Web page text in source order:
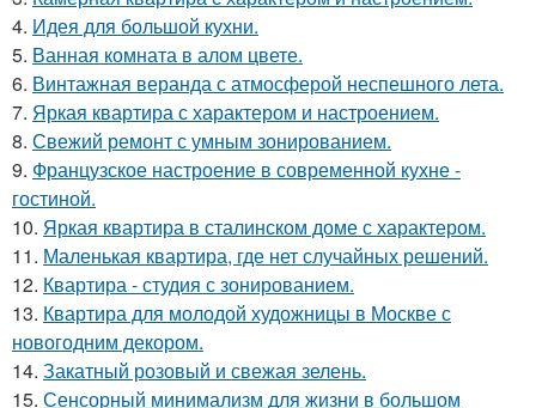
4. Идея для большой кухни.
5. Ванная комната в алом цвете.
6. Винтажная веранда с атмосферой неспешного лета.
7. Яркая квартира с характером и настроением.
8. Свежий ремонт с умным зонированием.
9. Французское настроение в современной кухне -
гостиной.
10. Яркая квартира в сталинском доме с характером.
11. Маленькая квартира, где нет случайных решений.
12. Квартира - студия с зонированием.
13. Квартира для молодой художницы в Москве с
новогодним декором.
14. Закатный розовый и свежая зелень.
15. Сенсорный минимализм для жизни в большом